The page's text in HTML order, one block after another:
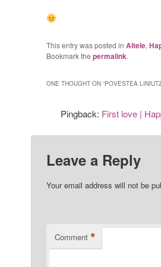
This entry was posted in Altele,
Bookmark the permalink.
ONE THOUGHT ON “POVESTEA
Pingback: First love |
Leave a Reply
Your email address will not be
Comment *